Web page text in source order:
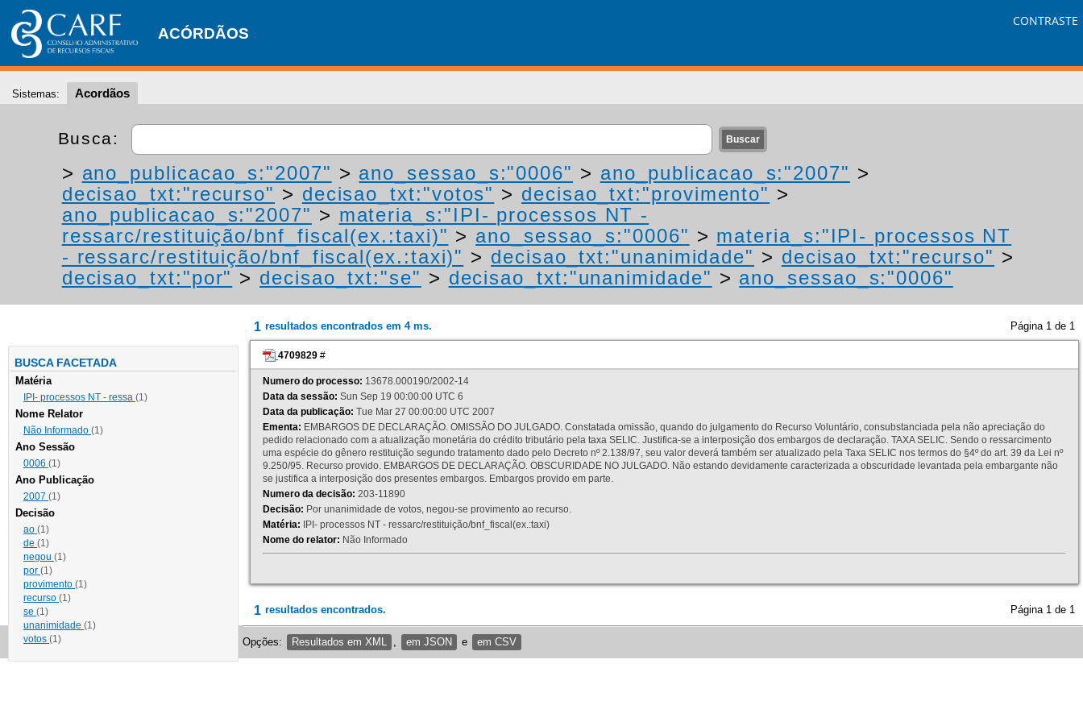
ACÓRDÃOS
CONTRASTE
Sistemas: Acordãos
Busca:
> ano_publicacao_s:"2007" > ano_sessao_s:"0006" > ano_publicacao_s:"2007" >
decisao_txt:"recurso" > decisao_txt:"votos" > decisao_txt:"provimento" >
ano_publicacao_s:"2007" > materia_s:"IPI- processos NT -
ressarc/restituição/bnf_fiscal(ex.:taxi)" > ano_sessao_s:"0006" > materia_s:"IPI- processos NT
- ressarc/restituição/bnf_fiscal(ex.:taxi)" > decisao_txt:"unanimidade" > decisao_txt:"recurso" >
decisao_txt:"por" > decisao_txt:"se" > decisao_txt:"unanimidade" > ano_sessao_s:"0006"
BUSCA FACETADA
Matéria
IPI- processos NT - ressa (1)
Nome Relator
Não Informado (1)
Ano Sessão
0006 (1)
Ano Publicação
2007 (1)
Decisão
ao (1)
de (1)
negou (1)
por (1)
provimento (1)
recurso (1)
se (1)
unanimidade (1)
votos (1)
1 resultados encontrados em 4 ms. Página 1 de 1
4709829 #
Numero do processo: 13678.000190/2002-14
Data da sessão: Sun Sep 19 00:00:00 UTC 6
Data da publicação: Tue Mar 27 00:00:00 UTC 2007
Ementa: EMBARGOS DE DECLARAÇÃO. OMISSÃO DO JULGADO. Constatada omissão, quando do julgamento do Recurso Voluntário, consubstanciada pela não apreciação do
pedido relacionado com a atualização monetária do crédito tributário pela taxa SELIC. Justifica-se a interposição dos embargos de declaração. TAXA SELIC. Sendo o ressarcimento
uma espécie do gênero restituição segundo tratamento dado pelo Decreto nº 2.138/97, seu valor deverá também ser atualizado pela Taxa SELIC nos termos do §4º do art. 39 da Lei nº
9.250/95. Recurso provido. EMBARGOS DE DECLARAÇÃO. OBSCURIDADE NO JULGADO. Não estando devidamente caracterizada a obscuridade levantada pela embargante não
se justifica a interposição dos presentes embargos. Embargos provido em parte.
Numero da decisão: 203-11890
Decisão: Por unanimidade de votos, negou-se provimento ao recurso.
Matéria: IPI- processos NT - ressarc/restituição/bnf_fiscal(ex.:taxi)
Nome do relator: Não Informado
1 resultados encontrados. Página 1 de 1
Opções: Resultados em XML em JSON e em CSV